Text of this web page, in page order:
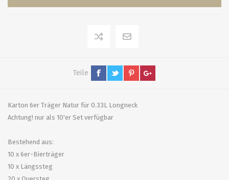
Teile
Karton 6er Träger Natur für 0.33L Longneck
Achtung! nur als 10'er Set verfügbar
Bestehend aus:
10 x 6er-Bierträger
10 x Längssteg